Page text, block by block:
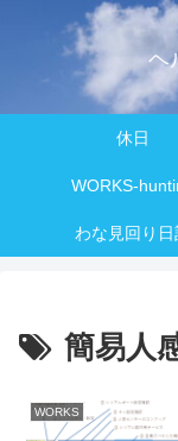
ヘ
休日
WORKS-
わな見回り日
簡易人
WORKS